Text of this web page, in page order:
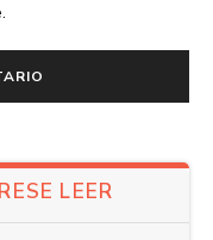
LEER